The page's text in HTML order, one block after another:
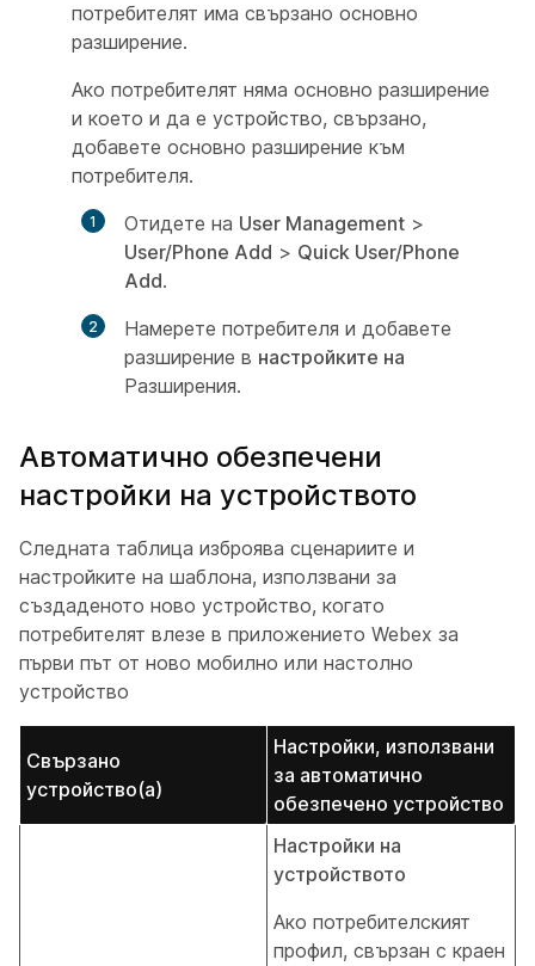
потребителят има свързано основно
разширение.
Ако потребителят няма основно разширение
и което и да е устройство, свързано,
добавете основно разширение към
потребителя.
Отидете на User Management >
User/Phone Add > Quick User/Phone
Add.
Намерете потребителя и добавете
разширение в настройките на
Разширения.
Автоматично обезпечени
настройки на устройството
Следната таблица изброява сценариите и
настройките на шаблона, използвани за
създаденото ново устройство, когато
потребителят влезе в приложението Webex за
първи път от ново мобилно или настолно
устройство
Свързано
устройство(а)
Настройки, използвани
за автоматично
обезпечено устройство
Настройки на
устройството
Ако потребителският
профил, свързан с краен